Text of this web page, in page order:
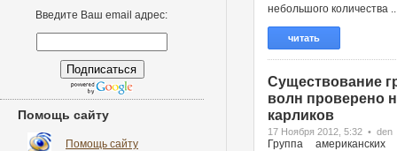
небольшого количества
читать
Существование
волн проверено
карликов
17 Ноября 2012, 5:32 • den
Группа американских
Введите Ваш email адрес:
Помощь сайту
Помощь сайту